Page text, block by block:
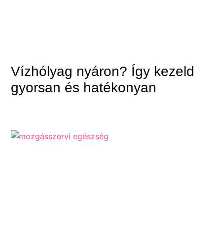
Vízhólyag nyáron? Így kezeld
gyorsan és hatékonyan